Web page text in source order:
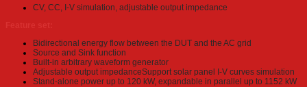
CV, CC, I-V simulation, adjustable output impedance
Bidirectional energy flow between the DUT and the AC grid
Source and Sink function
Built-in arbitrary waveform generator
Adjustable output impedanceSupport solar panel I-V curves simulation
Stand-alone power up to 120 kW, expandable in parallel up to 1152 kW